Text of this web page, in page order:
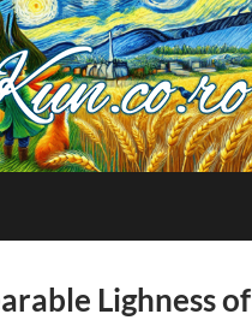
Kuncoro++
Lighness of